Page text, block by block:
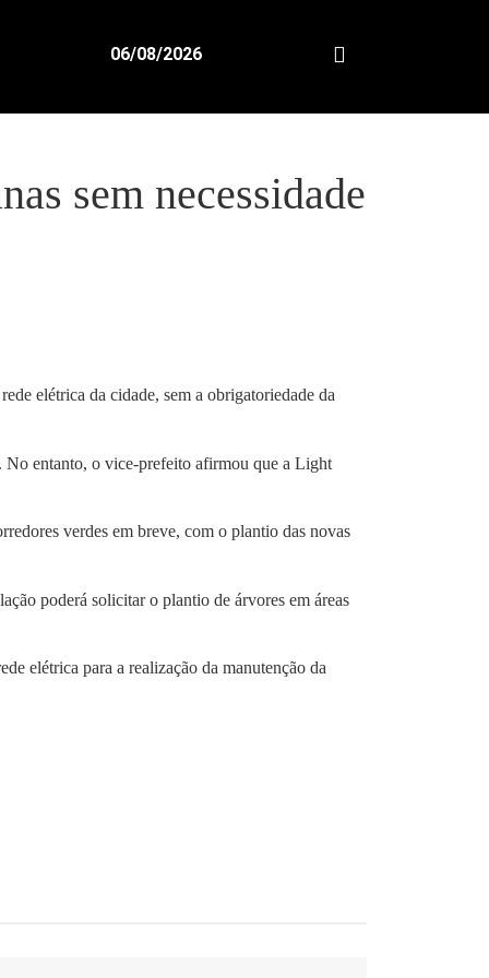
06/08/2026
sem necessidade
elétrica da cidade, sem a obrigatoriedade da
No entanto, o vice-prefeito afirmou que a Light
verdes em breve, com o plantio das novas
poderá solicitar o plantio de árvores em áreas
elétrica para a realização da manutenção da